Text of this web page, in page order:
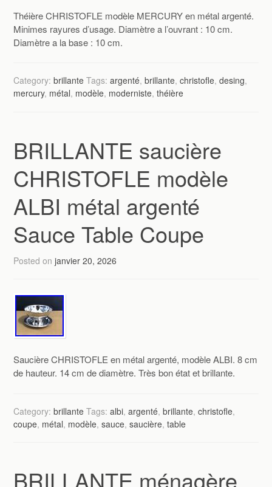
Théière CHRISTOFLE modèle MERCURY en métal argenté.
Minimes rayures d’usage. Diamètre a l’ouvrant : 10 cm.
Diamètre a la base : 10 cm.
Category:brillante Tags:argenté,brillante,christofle,desing,
mercury, métal, modèle, moderniste,théière
BRILLANTE saucière
CHRISTOFLE modèle
ALBI métal argenté
Sauce Table Coupe
Posted onjanvier 20, 2026
Saucière CHRISTOFLE en métal argenté, modèle ALBI. 8 cm
de hauteur. 14 cm de diamètre. Très bon état et brillante.
Category:brillante Tags:albi,argenté,brillante,christofle,
coupe, métal, modèle,sauce,saucière,table
BRILLANTE ménagère